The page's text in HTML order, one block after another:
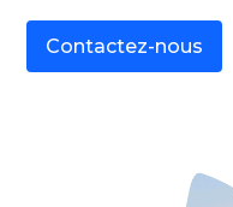
Contactez-nous